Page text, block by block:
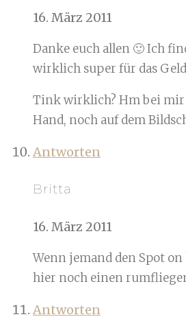
16. März 2011
Danke euch allen 🙂 Ich
wirklich super für das
Tink wirklich? Hm bei mir
Hand, noch auf dem
Antworten
Britta
16. März 2011
Wenn jemand den Spot
hier noch einen
Antworten